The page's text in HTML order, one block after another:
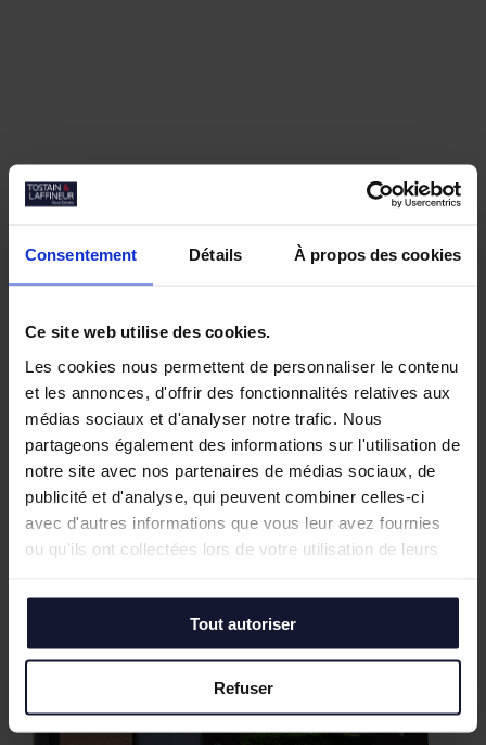
Consentement Détails À propos des cookies
Ce site web utilise des cookies.
Les cookies nous permettent de personnaliser le contenu
et les annonces, d'offrir des fonctionnalités relatives aux
médias sociaux et d'analyser notre trafic. Nous
partageons également des informations sur l'utilisation de
notre site avec nos partenaires de médias sociaux, de
publicité et d'analyse, qui peuvent combiner celles-ci
avec d'autres informations que vous leur avez fournies
ou qu'ils ont collectées lors de votre utilisation de leurs
Tout autoriser
Refuser
Nos biens similaires